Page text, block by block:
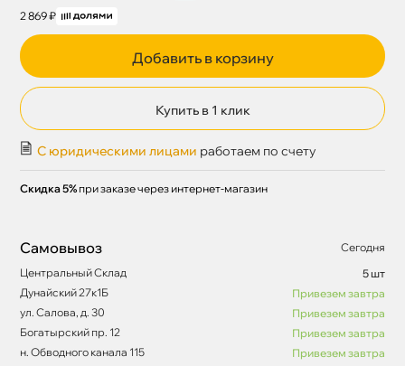
2 869 ₽
Добавить в корзину
Купить в 1 клик
С юридическими лицами работаем по счету
Скидка 5% при заказе через интернет-магазин
Самовывоз
Сегодня
Центральный Склад
5 шт
Дунайский 27к1Б
Привезем завтра
ул. Салова, д. 30
Привезем завтра
Богатырский пр. 12
Привезем завтра
н. Обводного канала 115
Привезем завтра